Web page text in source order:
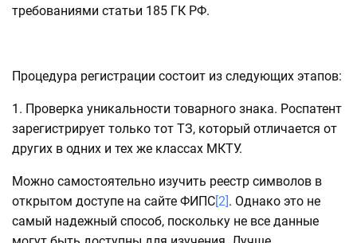
требованиями статьи 185 ГК РФ.
Процедура регистрации состоит из следующих этапов:
1. Проверка уникальности товарного знака. Роспатент
зарегистрирует только тот ТЗ, который отличается от
других в одних и тех же классах МКТУ.
Можно самостоятельно изучить реестр символов в
открытом доступе на сайте ФИПС[2] . Однако это не
самый надежный способ, поскольку не все данные